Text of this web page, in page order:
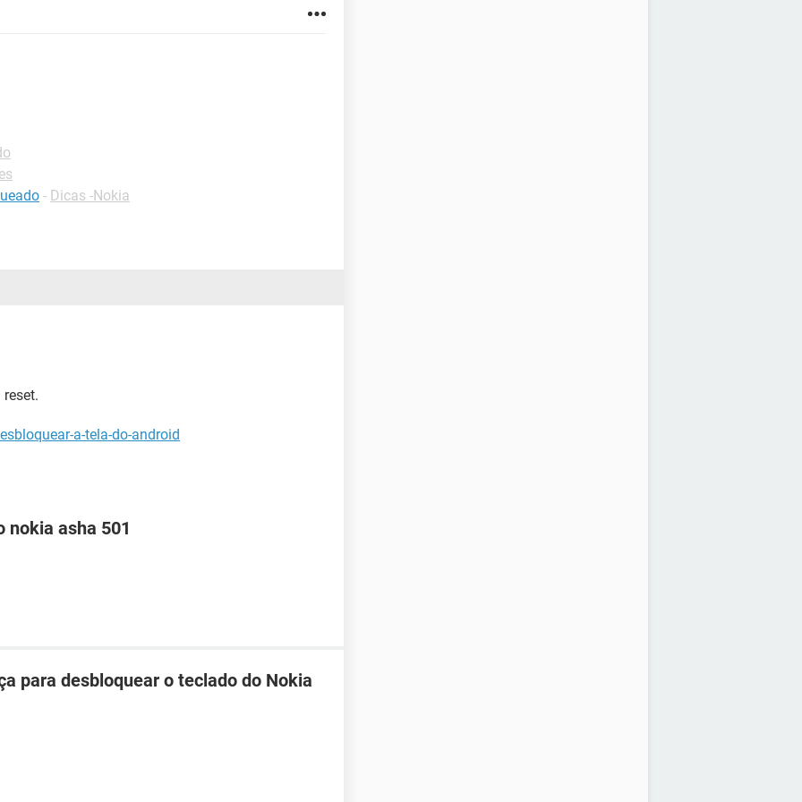
- Dicas -Nokia
a-tela-do-android
nokia asha 501
para desbloquear o teclado do Nokia